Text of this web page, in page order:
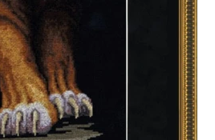
товара могут незначительно
взависимости от разрешения и
условий освещения при съемке
Тигр